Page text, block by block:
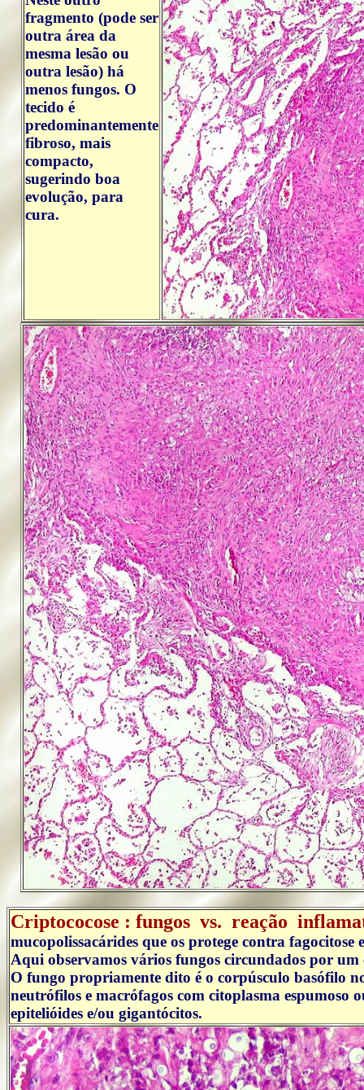
fragmento (pode ser
outra área da
mesma lesão ou
outra lesão) há
menos fungos. O
tecido é
predominantemente
fibroso, mais
compacto,
sugerindo boa
evolução, para
cura.
..
Criptococose : fungos vs. reação
mucopolissacárides que os protege contra
Aqui observamos vários fungos circundados por um
O fungo propriamente dito é o corpúsculo basófilo
neutrófilos e macrófagos com citoplasma espumoso
epitelióides e/ou gigantócitos.